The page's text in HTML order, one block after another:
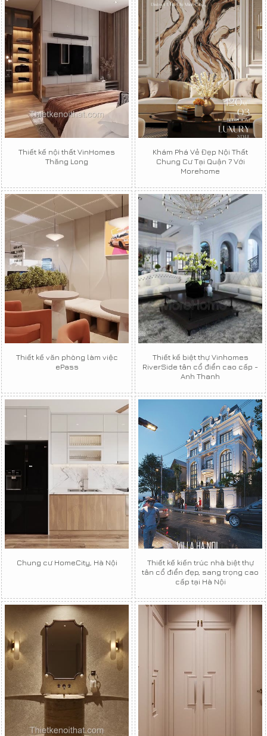
Thiết kế nội thất VinHomes
Thăng Long
Khám Phá Vẻ Đẹp Nội Thất
Chung Cư Tại Quận 7 Với
Morehome
Thiết kế văn phòng làm việc
ePass
Thiết kế biệt thự Vinhomes
RiverSide tân cổ điển cao cấp -
Anh Thanh
Chung cư HomeCity, Hà Nội
Thiết kế kiến trúc nhà biệt thự
tân cổ điển đẹp, sang trọng cao
cấp tại Hà Nội